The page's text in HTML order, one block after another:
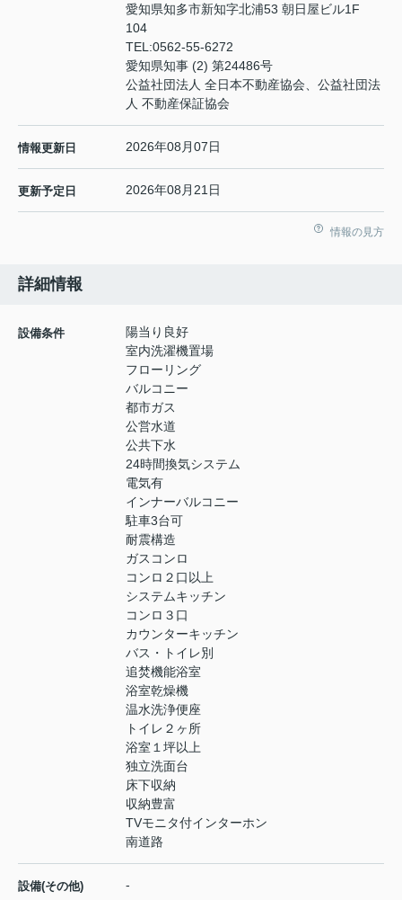
愛知県知多市新知字北浦53 朝日屋ビル1F
104
TEL:0562-55-6272
愛知県知事 (2) 第24486号
公益社団法人 全日本不動産協会、公益社団法
人 不動産保証協会
情報更新日 2026年08月07日
更新予定日 2026年08月21日
情報の見方
詳細情報
設備条件
陽当り良好
室内洗濯機置場
フローリング
バルコニー
都市ガス
公営水道
公共下水
24時間換気システム
電気有
インナーバルコニー
駐車3台可
耐震構造
ガスコンロ
コンロ２口以上
システムキッチン
コンロ３口
カウンターキッチン
バス・トイレ別
追焚機能浴室
浴室乾燥機
温水洗浄便座
トイレ２ヶ所
浴室１坪以上
独立洗面台
床下収納
収納豊富
TVモニタ付インターホン
南道路
設備(その他) -